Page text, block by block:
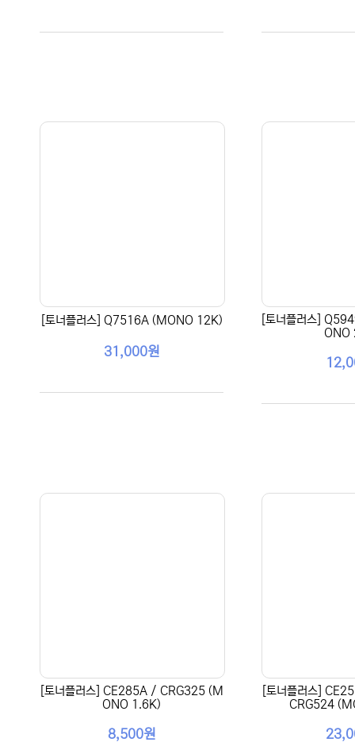
[토너플러스] Q7516A (MONO 12K)
31,000원
[토너플러스]
ONO
[토너플러스] CE285A / CRG325 (M
ONO 1.6K)
8,500원
[토너플러스]
CRG524